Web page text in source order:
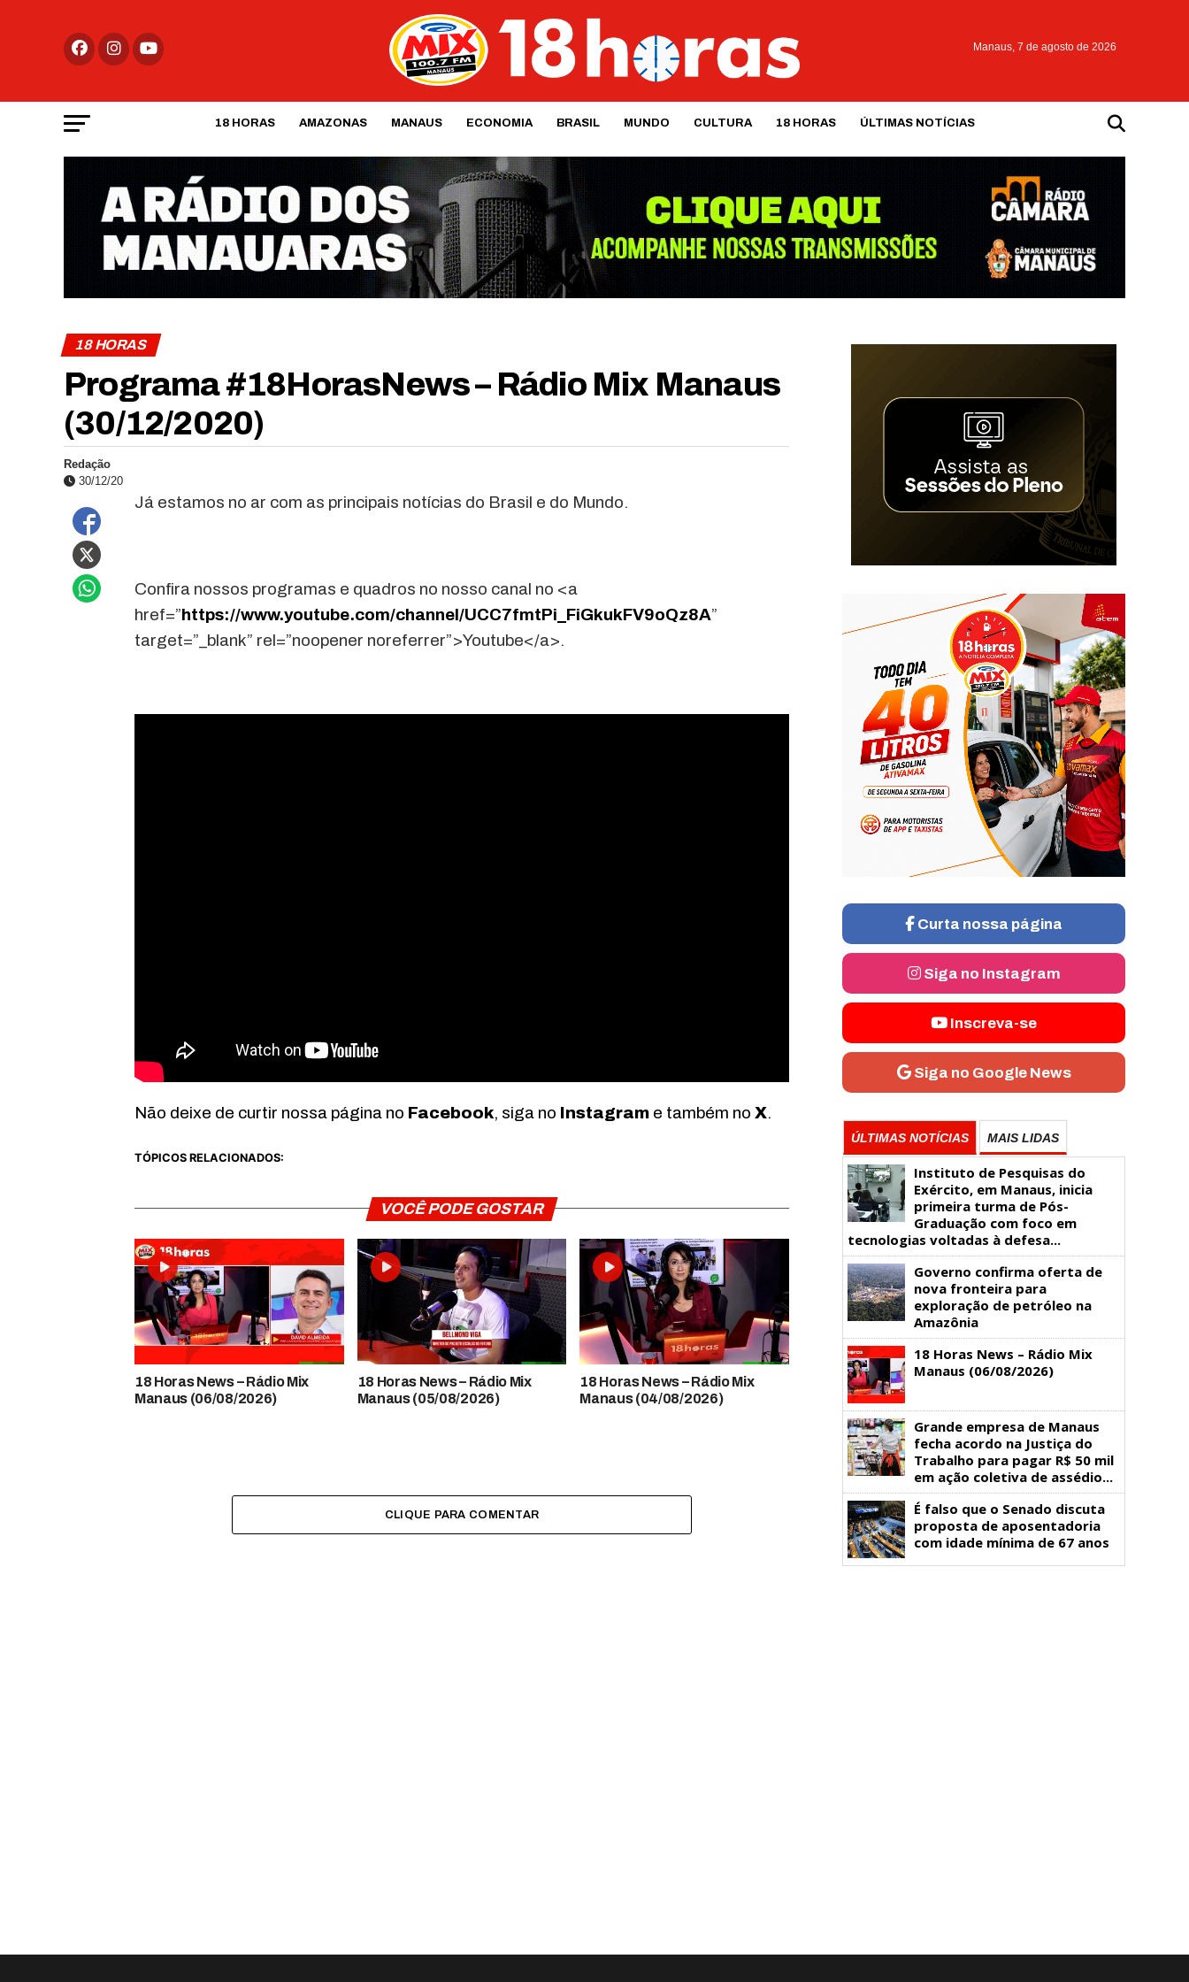
Manaus, 7 de agosto de 2026
18 HORAS AMAZONAS MANAUS ECONOMIA BRASIL MUNDO CULTURA 18 HORAS ÚLTIMAS NOTÍCIAS
18 HORAS
Programa #18HorasNews – Rádio Mix Manaus
(30/12/2020)
Redação
30/12/20
Já estamos no ar com as principais notícias do Brasil e do Mundo.
Confira nossos programas e quadros no nosso canal no <a
href=”https://www.youtube.com/channel/UCC7fmtPi_FiGkukFV9oQz8A”
target=”_blank” rel=”noopener noreferrer”>Youtube</a>.
Não deixe de curtir nossa página no Facebook, siga no Instagram e também no X.
TÓPICOS RELACIONADOS:
VOCÊ PODE GOSTAR
18 Horas News​​​​​​​​​​​​ – Rádio Mix
Manaus (06/08/2026)
18 Horas News​​​​​​​​​​​​ – Rádio Mix
Manaus (05/08/2026)
18 Horas News​​​​​​​​​​​​ – Rádio Mix
Manaus (04/08/2026)
CLIQUE PARA COMENTAR
Curta nossa página
Siga no Instagram
Inscreva-se
Siga no Google News
ÚLTIMAS NOTÍCIAS MAIS LIDAS
Instituto de Pesquisas do
Exército, em Manaus, inicia
primeira turma de Pós-
Graduação com foco em
tecnologias voltadas à defesa...
Governo confirma oferta de
nova fronteira para
exploração de petróleo na
Amazônia
18 Horas News​​​​​​​​​​​​ – Rádio Mix
Manaus (06/08/2026)
Grande empresa de Manaus
fecha acordo na Justiça do
Trabalho para pagar R$ 50 mil
em ação coletiva de assédio...
É falso que o Senado discuta
proposta de aposentadoria
com idade mínima de 67 anos